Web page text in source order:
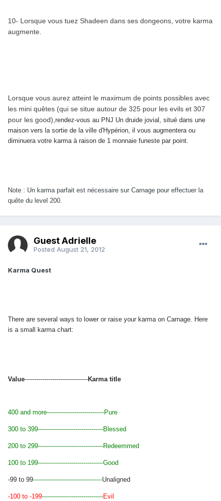
10- Lorsque vous tuez Shadeen dans ses dongeons, votre karma
augmente.
Lorsque vous aurez atteint le maximum de points possibles avec
les mini quêtes (qui se situe autour de 325 pour les evils et 307
pour les good),rendez-vous au PNJ Un druide jovial, situé dans une
maison vers la sortie de la ville d'Hypérion, il vous augmentera ou
diminuera votre karma à raison de 1 monnaie funeste par point.
Note : Un karma parfait est nécessaire sur Carnage pour effectuer la
quête du level 200.
Guest Adrielle
Posted August 21, 2012
Karma Quest
There are several ways to lower or raise your karma on Carnage. Here
is a small karma chart:
Value--------------------------------Karma title
400 and more-----------------------------Pure
300 to 399---------------------------------Blessed
200 to 299---------------------------------Redeemmed
100 to 199---------------------------------Good
-99 to 99-----------------------------------Unaligned
-100 to -199-------------------------------Evil